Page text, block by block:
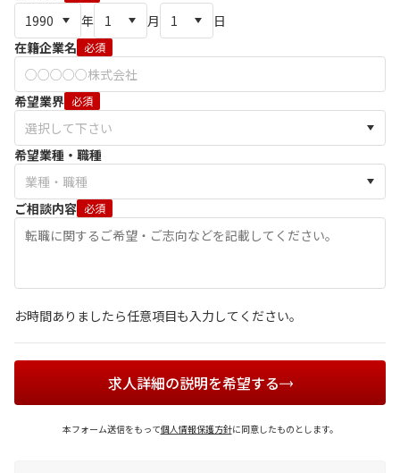
年 月
日
在籍企業名 必須
希望業界 必須
希望業種・職種
ご相談内容 必須
お時間ありましたら任意項目も入力してください。
求人詳細の説明を希望する
本フォーム送信をもって個人情報保護方針に同意したものとします。